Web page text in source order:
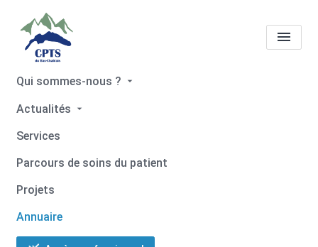
Qui sommes-nous ?
Actualités
Services
Parcours de soins du patient
Projets
Annuaire
Tous les professionnels de
santé
Accueil
Tous les professionnels de santé